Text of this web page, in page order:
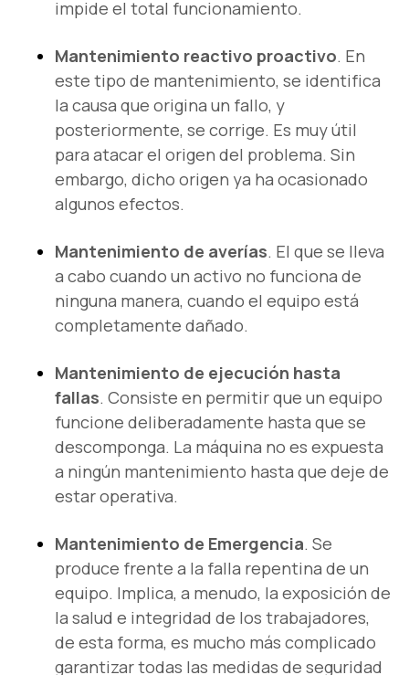
impide el total funcionamiento.
Mantenimiento reactivo proactivo. En
este tipo de mantenimiento, se identifica
la causa que origina un fallo, y
posteriormente, se corrige. Es muy útil
para atacar el origen del problema. Sin
embargo, dicho origen ya ha ocasionado
algunos efectos.
Mantenimiento de averías. El que se lleva
a cabo cuando un activo no funciona de
ninguna manera, cuando el equipo está
completamente dañado.
Mantenimiento de ejecución hasta
fallas. Consiste en permitir que un equipo
funcione deliberadamente hasta que se
descomponga. La máquina no es expuesta
a ningún mantenimiento hasta que deje de
estar operativa.
Mantenimiento de Emergencia. Se
produce frente a la falla repentina de un
equipo. Implica, a menudo, la exposición de
la salud e integridad de los trabajadores,
de esta forma, es mucho más complicado
garantizar todas las medidas de seguridad